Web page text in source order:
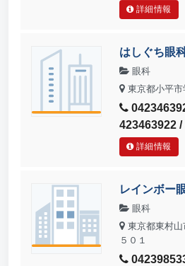
詳細情報
はしぐち眼
眼科
東京都小平市
423463922
詳細情報
レインボー
眼科
東京都東村山
５０１